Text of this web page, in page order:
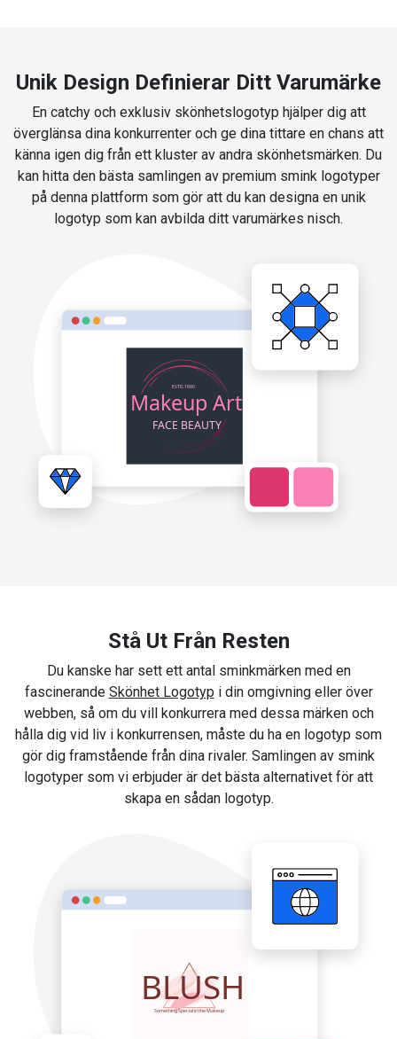
Unik Design Definierar Ditt Varumärke
En catchy och exklusiv skönhetslogotyp hjälper dig att
överglänsa dina konkurrenter och ge dina tittare en chans att
känna igen dig från ett kluster av andra skönhetsmärken. Du
kan hitta den bästa samlingen av premium smink logotyper
på denna plattform som gör att du kan designa en unik
logotyp som kan avbilda ditt varumärkes nisch.
Stå Ut Från Resten
Du kanske har sett ett antal sminkmärken med en
fascinerande Skönhet Logotyp i din omgivning eller över
webben, så om du vill konkurrera med dessa märken och
hålla dig vid liv i konkurrensen, måste du ha en logotyp som
gör dig framstående från dina rivaler. Samlingen av smink
logotyper som vi erbjuder är det bästa alternativet för att
skapa en sådan logotyp.